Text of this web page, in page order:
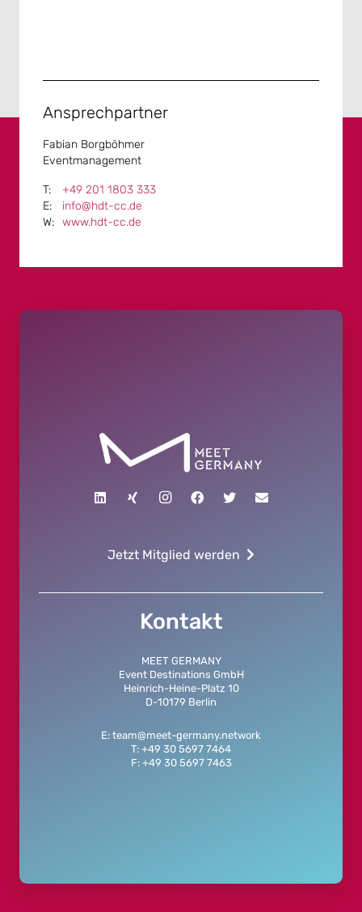
Ansprechpartner
Fabian Borgböhmer
Eventmanagement
+49 201 1803 333
info@hdt-cc.de
www.hdt-cc.de
Jetzt Mitglied werden
Kontakt
MEET GERMANY
Event Destinations GmbH
Heinrich-Heine-Platz 10
D-10179 Berlin
E: team@meet-germany.network
T: +49 30 5697 7464
F: +49 30 5697 7463